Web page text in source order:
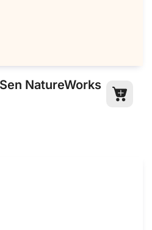
NatureWorks